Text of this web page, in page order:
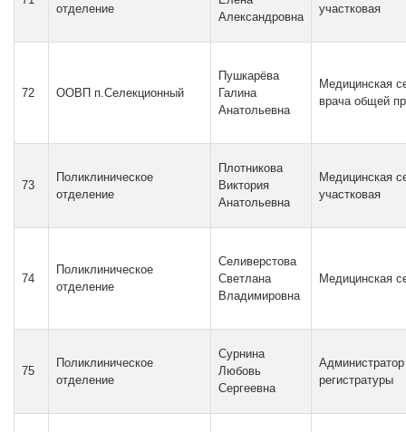
отделение
Александровна
участковая
72 ООВП п.Селекционный
Пушкарёва
Галина
Анатольевна
Медицинская
врача общей
73
Поликлиническое
отделение
Плотникова
Виктория
Анатольевна
Медицинская
участковая
74
Поликлиническое
отделение
Селиверстова
Светлана
Владимировна
Медицинская
75
Поликлиническое
отделение
Сурнина
Любовь
Сергеевна
Администратор
регистратуры